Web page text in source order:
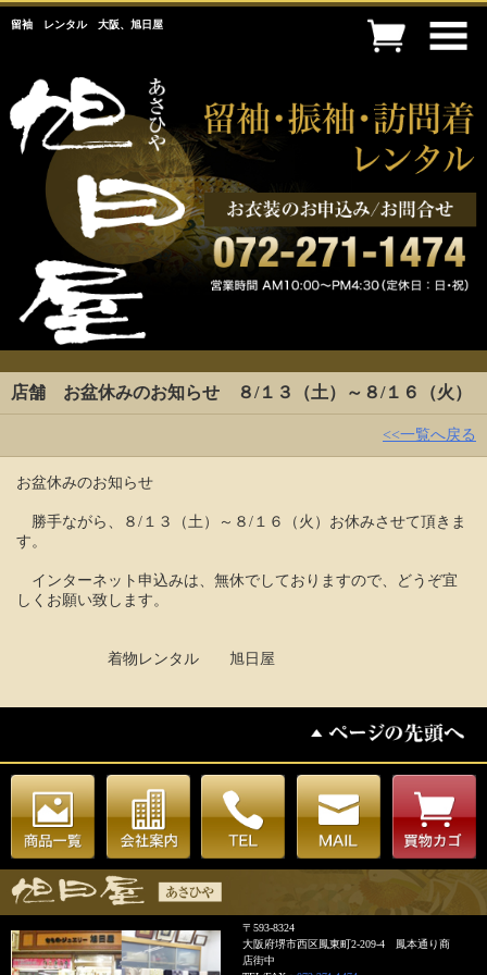
留袖 レンタル 大阪、旭日屋
店舗 お盆休みのお知らせ ８/１３（土）～８/１６（火）
<<一覧へ戻る
お盆休みのお知らせ
勝手ながら、８/１３（土）～８/１６（火）お休みさせて頂きま
す。
インターネット申込みは、無休でしておりますので、どうぞ宜
しくお願い致します。
着物レンタル 旭日屋
〒593-8324
大阪府堺市西区鳳東町2-209-4 鳳本通り商
店街中